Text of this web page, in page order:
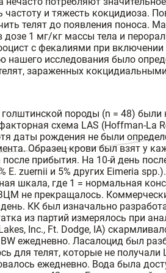
и тяжесть кокцидиоза.
телят до появления
1 мг/кг массы тела и
с фекалиями при
нашего исследования было
зараженных
породы (n = 48)
схема LAS (Hoffman-
даты рождения не были
Образец крови был взят у
прибытия. На 10-й день
E. zuernii и 5% других Eimeria
шкала, где 1 = нормальная
не прекращалось.
день. КК был изначально
из партий измерялось при
Inc., Ft. Dodge, IA)
BW ежедневно. Ласалоцид был
для телят, которые не
ежедневно. Вода была